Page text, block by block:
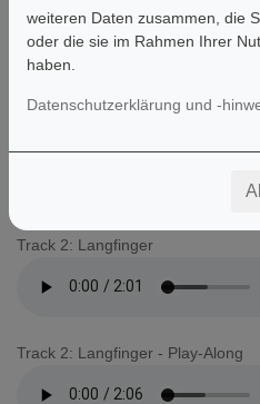
weiteren Daten zusammen, die
oder die sie im Rahmen Ihrer
haben.
Datenschutzerklärung und -
Track 1: Und hundert weiße
Track 2: Langfinger
Track 2: Langfinger - Play-Along